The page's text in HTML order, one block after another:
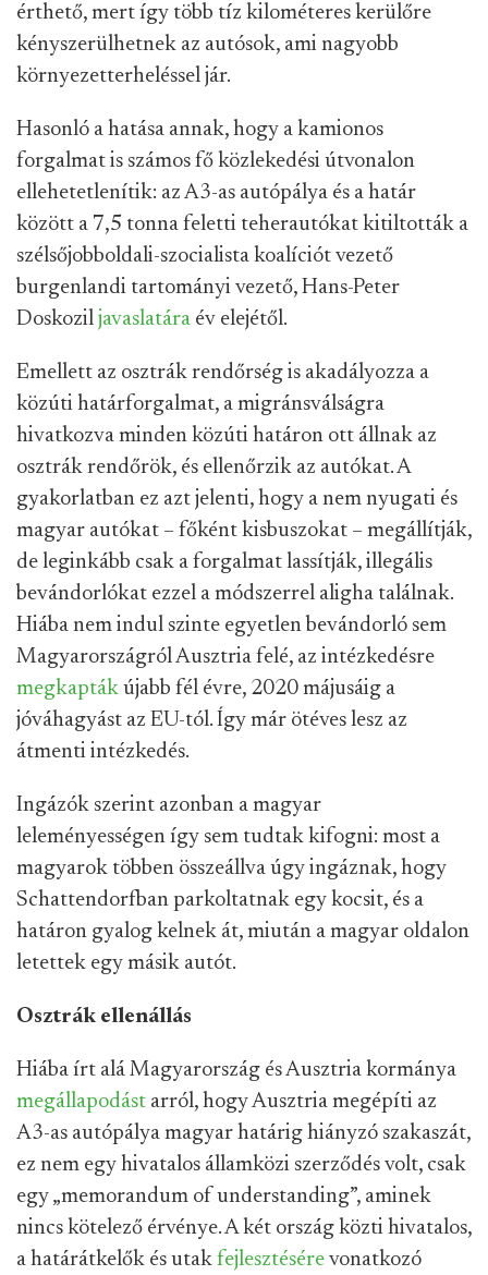
érthető, mert így több tíz kilométeres kerülőre
kényszerülhetnek az autósok, ami nagyobb
környezetterheléssel jár.
Hasonló a hatása annak, hogy a kamionos
forgalmat is számos fő közlekedési útvonalon
ellehetetlenítik: az A3-as autópálya és a határ
között a 7,5 tonna feletti teherautókat kitiltották a
szélsőjobboldali-szocialista koalíciót vezető
burgenlandi tartományi vezető, Hans-Peter
Doskozil javaslatára év elejétől.
Emellett az osztrák rendőrség is akadályozza a
közúti határforgalmat, a migránsválságra
hivatkozva minden közúti határon ott állnak az
osztrák rendőrök, és ellenőrzik az autókat. A
gyakorlatban ez azt jelenti, hogy a nem nyugati és
magyar autókat – főként kisbuszokat – megállítják,
de leginkább csak a forgalmat lassítják, illegális
bevándorlókat ezzel a módszerrel aligha találnak.
Hiába nem indul szinte egyetlen bevándorló sem
Magyarországról Ausztria felé, az intézkedésre
megkapták újabb fél évre, 2020 májusáig a
jóváhagyást az EU-tól. Így már ötéves lesz az
átmenti intézkedés.
Ingázók szerint azonban a magyar
leleményességen így sem tudtak kifogni: most a
magyarok többen összeállva úgy ingáznak, hogy
Schattendorfban parkoltatnak egy kocsit, és a
határon gyalog kelnek át, miután a magyar oldalon
letettek egy másik autót.
Osztrák ellenállás
Hiába írt alá Magyarország és Ausztria kormánya
megállapodást arról, hogy Ausztria megépíti az
A3-as autópálya magyar határig hiányzó szakaszát,
ez nem egy hivatalos államközi szerződés volt, csak
egy „memorandum of understanding”, aminek
nincs kötelező érvénye. A két ország közti hivatalos,
a határátkelők és utak fejlesztésére vonatkozó